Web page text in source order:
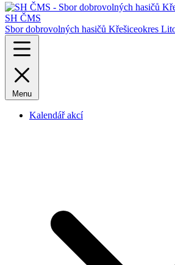
SH ČMS
Sbor dobrovolných hasičů Křešiceokres
Menu
Kalendář akcí